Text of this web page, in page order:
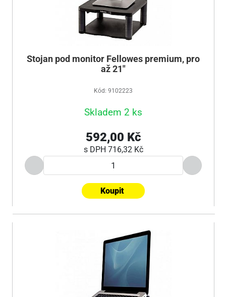
Stojan pod monitor Fellowes premium, pro
až 21"
Kód: 9102223
Skladem 2 ks
592,00 Kč
s DPH 716,32 Kč
Koupit